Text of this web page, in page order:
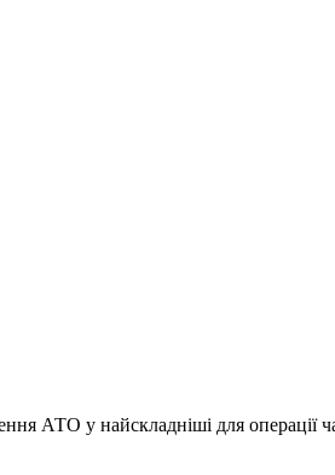
АТО у найскладніші для операції